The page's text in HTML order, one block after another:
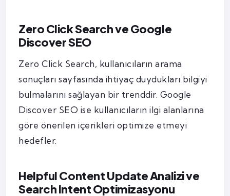
Zero Click Search ve Google
Discover SEO
Zero Click Search, kullanıcıların arama
sonuçları sayfasında ihtiyaç duydukları bilgiyi
bulmalarını sağlayan bir trenddir. Google
Discover SEO ise kullanıcıların ilgi alanlarına
göre önerilen içerikleri optimize etmeyi
hedefler.
Helpful Content Update Analizi ve
Search Intent Optimizasyonu